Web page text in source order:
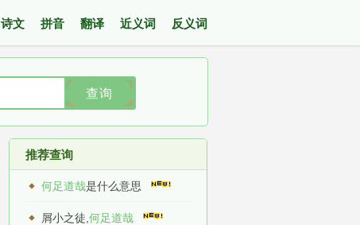
诗文 拼音 翻译 近义词 反义词
查询
推荐查询
何足道哉是什么意思
屑小之徒, 何足道哉